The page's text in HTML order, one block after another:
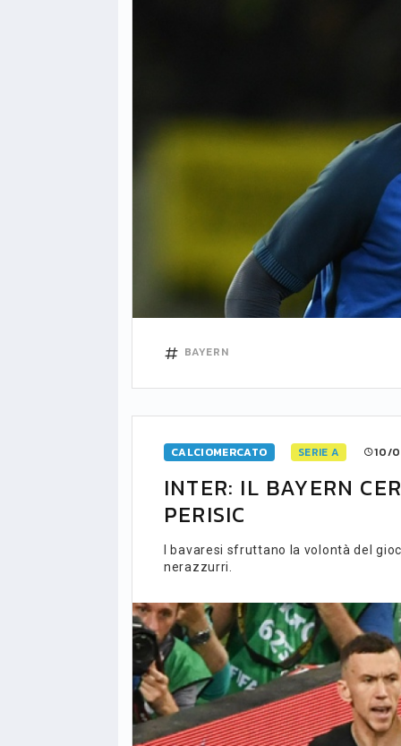
BAYERN
CALCIOMERCATO SERIE A 10/
INTER: IL BAYERN
PERISIC
I bavaresi sfruttano la volontà del
nerazzurri.